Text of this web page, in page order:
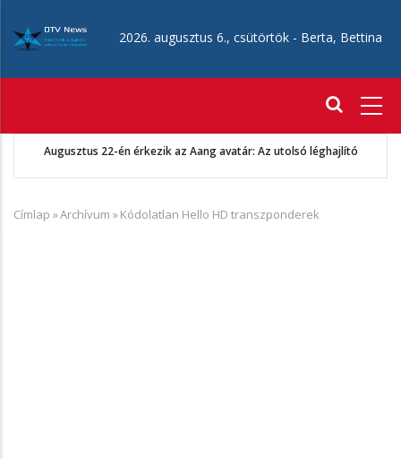
tartalomra
2026. augusztus 6., csütörtök - Berta, Bettina
Augusztus 22-én érkezik az Aang avatár: Az utolsó léghajlító
Morzsa
Címlap »Archívum »Kódolatlan Hello HD transzponderek